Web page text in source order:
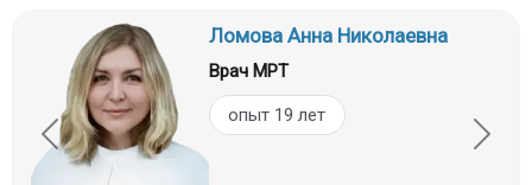
Ломова Анна Николаевна
Врач МРТ
опыт 19 лет